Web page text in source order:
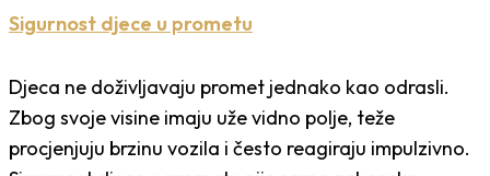
Sigurnost djece u prometu
Djeca ne doživljavaju promet jednako kao odrasli.
Zbog svoje visine imaju uže vidno polje, teže
procjenjuju brzinu vozila i često reagiraju impulzivno.